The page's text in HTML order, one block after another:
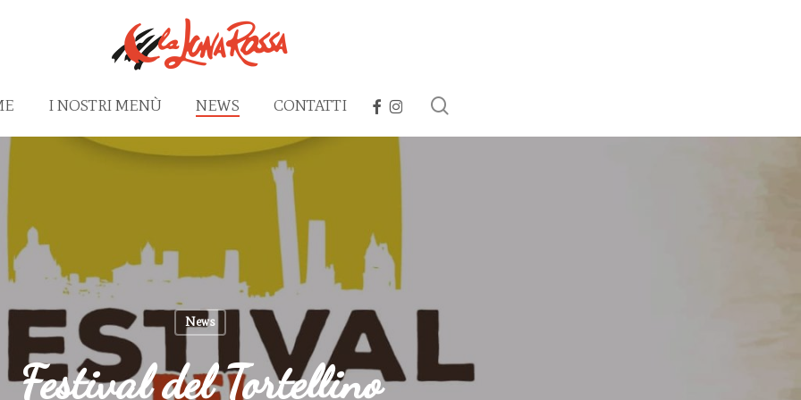
I NOSTRI MENÙ NEWS CONTATTI FACEBOOK
INSTAGRAM
News
Festival del Tortellino